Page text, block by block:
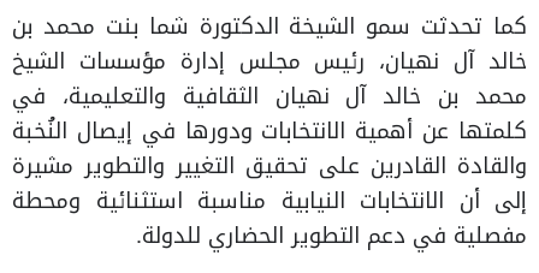
كما تحدثت سمو الشيخة الدكتورة شما بنت محمد بن
خالد آل نهيان، رئيس مجلس إدارة مؤسسات الشيخ
محمد بن خالد آل نهيان الثقافية والتعليمية، في
كلمتها عن أهمية الانتخابات ودورها في إيصال النُخبة
والقادة القادرين على تحقيق التغيير والتطوير مشيرة
إلى أن الانتخابات النيابية مناسبة استثنائية ومحطة
مفصلية في دعم التطوير الحضاري للدولة.